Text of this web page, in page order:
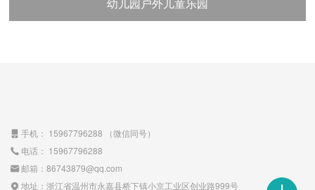
 手机： 15967796288 （微信同号）
 电话： 15967796288
邮箱： 86743879@qq.com
 地址： 浙江省温州市永嘉县桥下镇小京工业区创业路999号